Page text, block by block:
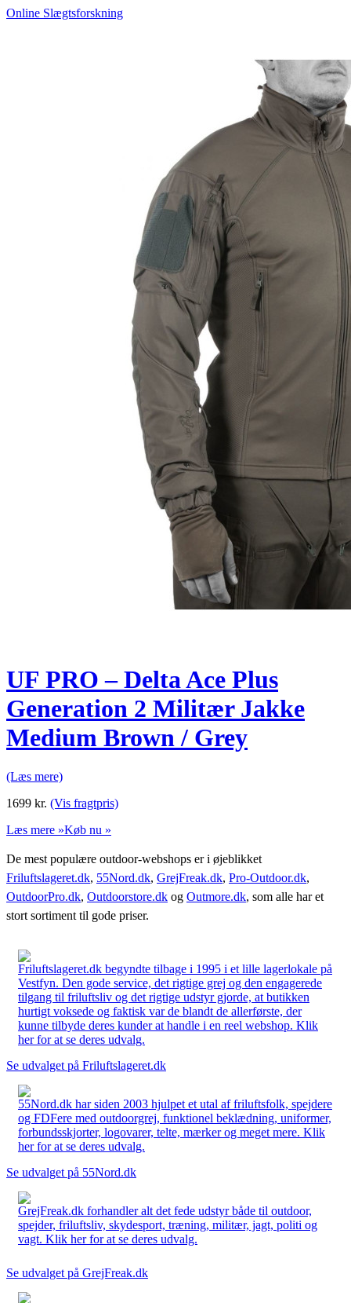
Online Slægtsforskning
UF PRO – Delta Ace Plus
Generation 2 Militær Jakke
Medium Brown / Grey
(Læs mere)
1699 kr. (Vis fragtpris)
Læs mere »Køb nu »
De mest populære outdoor-webshops er i øjeblikket
Friluftslageret.dk, 55Nord.dk, GrejFreak.dk, Pro-Outdoor.dk,
OutdoorPro.dk, Outdoorstore.dk og Outmore.dk, som alle har et
stort sortiment til gode priser.
Friluftslageret.dk begyndte tilbage i 1995 i et lille lagerlokale på
Vestfyn. Den gode service, det rigtige grej og den engagerede
tilgang til friluftsliv og det rigtige udstyr gjorde, at butikken
hurtigt voksede og faktisk var de blandt de allerførste, der
kunne tilbyde deres kunder at handle i en reel webshop. Klik
her for at se deres udvalg.
Se udvalget på Friluftslageret.dk
55Nord.dk har siden 2003 hjulpet et utal af friluftsfolk, spejdere
og FDFere med outdoorgrej, funktionel beklædning, uniformer,
forbundsskjorter, logovarer, telte, mærker og meget mere. Klik
her for at se deres udvalg.
Se udvalget på 55Nord.dk
GrejFreak.dk forhandler alt det fede udstyr både til outdoor,
spejder, friluftsliv, skydesport, træning, militær, jagt, politi og
vagt. Klik her for at se deres udvalg.
Se udvalget på GrejFreak.dk